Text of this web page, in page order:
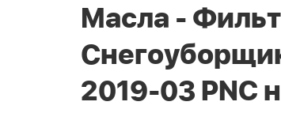
Масла -
2019-03 PNC